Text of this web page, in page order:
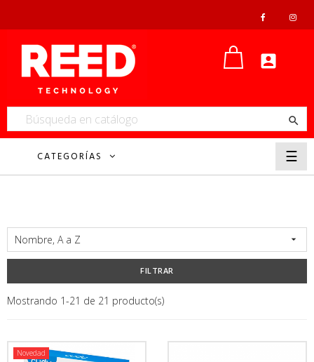


CATEGORÍAS
de
☰
Nombre, A a Z 
FILTRAR
Mostrando 1-21 de 21 producto(s)
Novedad